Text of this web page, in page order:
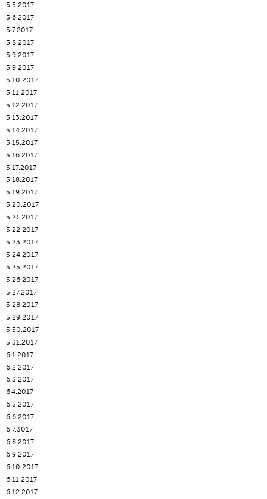
5.5.2017
5.6.2017
5.7.2017
5.8.2017
5.9.2017
5.9.2017
5.10.2017
5.11.2017
5.12.2017
5.13.2017
5.14.2017
5.15.2017
5.16.2017
5.17.2017
5.18.2017
5.19.2017
5.20.2017
5.21.2017
5.22.2017
5.23.2017
5.24.2017
5.25.2017
5.26.2017
5.27.2017
5.28.2017
5.29.2017
5.30.2017
5.31.2017
6.1.2017
6.2.2017
6.3.2017
6.4.2017
6.5.2017
6.6.2017
6.7.3017
6.8.2017
6.9.2017
6.10.2017
6.11.2017
6.12.2017